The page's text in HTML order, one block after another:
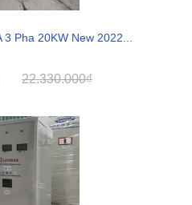
Pha 20KW New 2022...
22.330.000₫